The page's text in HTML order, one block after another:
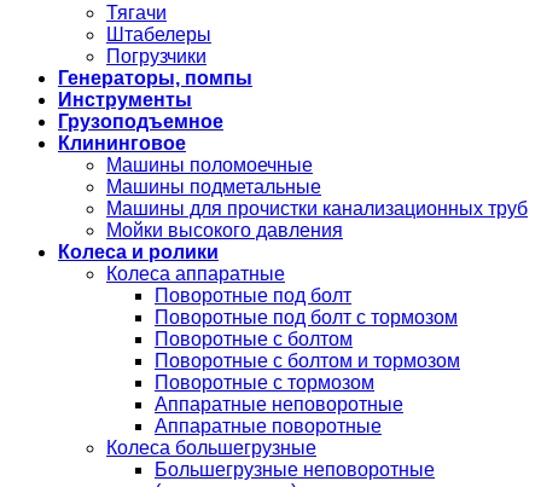
Тягачи
Штабелеры
Погрузчики
Генераторы, помпы
Инструменты
Грузоподъемное
Клининговое
Машины поломоечные
Машины подметальные
Машины для прочистки канализационных труб
Мойки высокого давления
Колеса и ролики
Колеса аппаратные
Поворотные под болт
Поворотные под болт с тормозом
Поворотные с болтом
Поворотные с болтом и тормозом
Поворотные с тормозом
Аппаратные неповоротные
Аппаратные поворотные
Колеса большегрузные
Большегрузные неповоротные